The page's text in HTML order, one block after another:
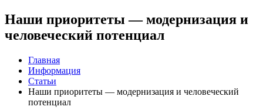
Наши приоритеты — модернизация и
человеческий потенциал
Главная
Информация
Статьи
Наши приоритеты — модернизация и человеческий
потенциал